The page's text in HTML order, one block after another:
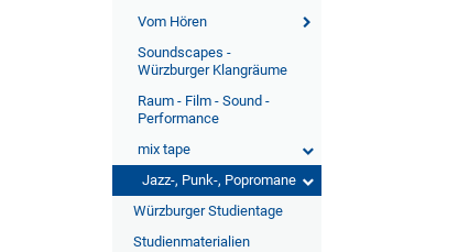
Vom Hören
Soundscapes -
Würzburger Klangräume
Raum - Film - Sound -
Performance
mix tape
Jazz-, Punk-, Popromane
Würzburger Studientage
Studienmaterialien